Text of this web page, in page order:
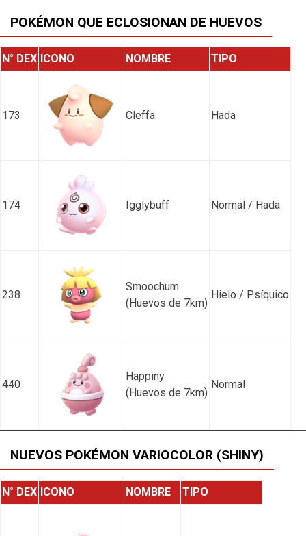
POKÉMON QUE ECLOSIONAN DE HUEVOS
N° DEX ICONO NOMBRE TIPO
173 Cleffa Hada
174 Igglybuff Normal / Hada
238
Smoochum
(Huevos de 7km)
Hielo / Psíquico
440
Happiny
(Huevos de 7km)
Normal
NUEVOS POKÉMON VARIOCOLOR (SHINY)
N° DEX ICONO NOMBRE TIPO